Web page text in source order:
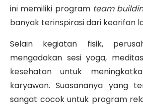
ini memiliki program team
banyak terinspirasi dari kearifan
Selain kegiatan fisik,
mengadakan sesi yoga,
kesehatan untuk
karyawan.Suasananya yang
sangat cocok untuk program